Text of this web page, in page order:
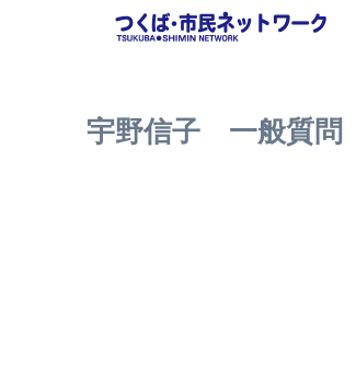
宇野信子 一般質問